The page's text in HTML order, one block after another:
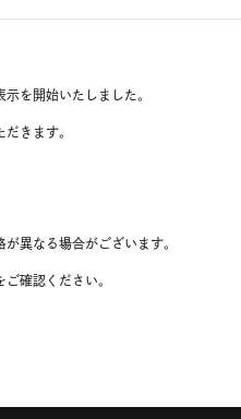
を開始いたしました。
きます。
異なる場合がございます。
確認ください。